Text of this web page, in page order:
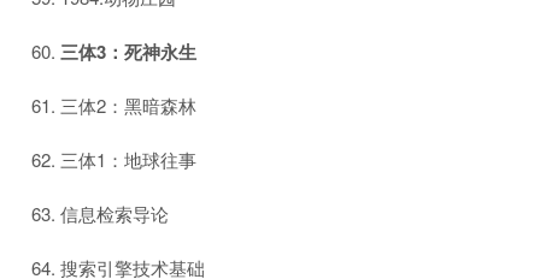
三体3：死神永生
三体2：黑暗森林
三体1：地球往事
信息检索导论
搜索引擎技术基础